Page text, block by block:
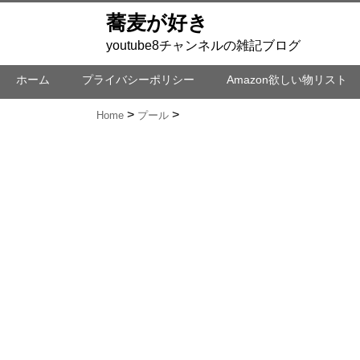
蕎麦が好き
youtube8チャンネルの雑記ブログ
ホーム プライバシーポリシー Amazon欲しい物リスト
Home プール